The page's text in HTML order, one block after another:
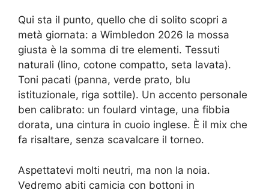
Qui sta il punto, quello che di solito scopri a
metà giornata: a Wimbledon 2026 la mossa
giusta è la somma di tre elementi. Tessuti
naturali (lino, cotone compatto, seta lavata).
Toni pacati (panna, verde prato, blu
istituzionale, riga sottile). Un accento personale
ben calibrato: un foulard vintage, una fibbia
dorata, una cintura in cuoio inglese. È il mix che
fa risaltare, senza scavalcare il torneo.
Aspettatevi molti neutri, ma non la noia.
Vedremo abiti camicia con bottoni in